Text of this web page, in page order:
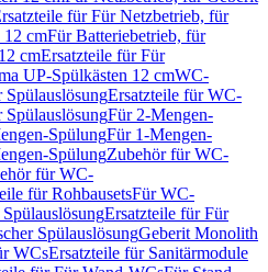
für Für Netzbetrieb, für
12 cmFür Batteriebetrieb, für
cmErsatzteile für Für
UP-Spülkästen 12 cmWC-
SpülauslösungErsatzteile für WC-
SpülauslösungFür 2-Mengen-
SpülungFür 1-Mengen-
SpülungZubehör für WC-
für WC-
für RohbausetsFür WC-
Ersatzteile für Für
SpülauslösungGeberit Monolith
WCsErsatzteile für Sanitärmodule